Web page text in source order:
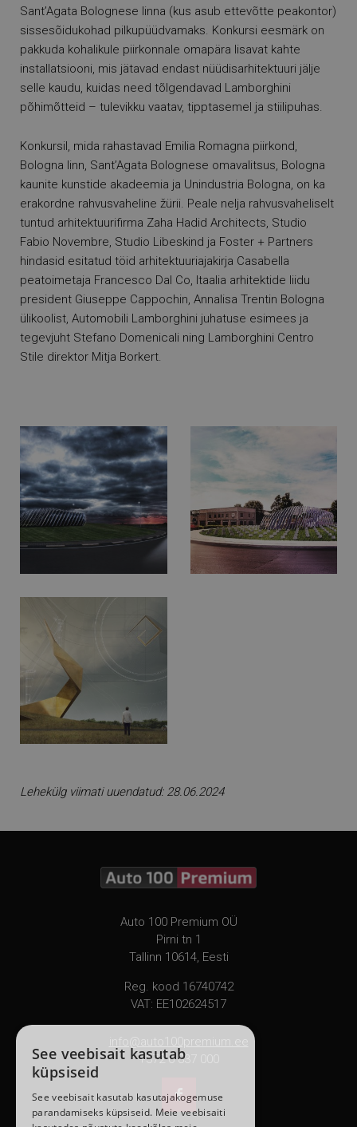
Sant’Agata Bolognese linna (kus asub ettevõtte peakontor)
sissesõidukohad pilkupüüdvamaks. Konkursi eesmärk on
pakkuda kohalikule piirkonnale omapära lisavat kahte
installatsiooni, mis jätavad endast nüüdisarhitektuuri jälje
selle kaudu, kuidas need tõlgendavad Lamborghini
põhimõtteid – tulevikku vaatav, tipptasemel ja stiilipuhas.
Konkursil, mida rahastavad Emilia Romagna piirkond,
Bologna linn, Sant’Agata Bolognese omavalitsus, Bologna
kaunite kunstide akadeemia ja Unindustria Bologna, on ka
erakordne rahvusvaheline žürii. Peale nelja rahvusvaheliselt
tuntud arhitektuurifirma Zaha Hadid Architects, Studio
Fabio Novembre, Studio Libeskind ja Foster + Partners
hindasid esitatud töid arhitektuuriajakirja Casabella
peatoimetaja Francesco Dal Co, Itaalia arhitektide liidu
president Giuseppe Cappochin, Annalisa Trentin Bologna
ülikoolist, Automobili Lamborghini juhatuse esimees ja
tegevjuht Stefano Domenicali ning Lamborghini Centro
Stile direktor Mitja Borkert.
Lehekülg viimati uuendatud: 28.06.2024
Auto 100 Premium OÜ
Pirni tn 1
Tallinn 10614, Eesti
Reg. kood 16740742
VAT: EE102624517
info@auto100premium.ee
+372 6 837 000

See veebisait kasutab
küpsiseid
See veebisait kasutab kasutajakogemuse
parandamiseks küpsiseid. Meie veebisaiti